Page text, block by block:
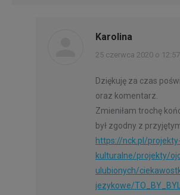
Karolina
napisał(a):
25 czerwca 2020 o 12:57
Dziękuję za czas
oraz komentarz.
Zmieniłam trochę
był zgodny z
https://nck.pl/projekty-
kulturalne/projekty/
ulubionych/
jezykowe/